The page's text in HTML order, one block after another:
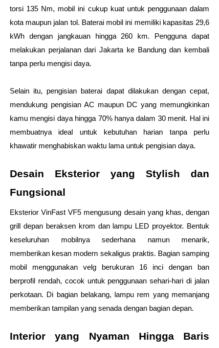
torsi 135 Nm, mobil ini cukup kuat untuk penggunaan dalam
kota maupun jalan tol. Baterai mobil ini memiliki kapasitas 29,6
kWh dengan jangkauan hingga 260 km. Pengguna dapat
melakukan perjalanan dari Jakarta ke Bandung dan kembali
tanpa perlu mengisi daya.
Selain itu, pengisian baterai dapat dilakukan dengan cepat,
mendukung pengisian AC maupun DC yang memungkinkan
kamu mengisi daya hingga 70% hanya dalam 30 menit. Hal ini
membuatnya ideal untuk kebutuhan harian tanpa perlu
khawatir menghabiskan waktu lama untuk pengisian daya.
Desain Eksterior yang Stylish dan
Fungsional
Eksterior VinFast VF5 mengusung desain yang khas, dengan
grill depan beraksen krom dan lampu LED proyektor. Bentuk
keseluruhan mobilnya sederhana namun menarik,
memberikan kesan modern sekaligus praktis. Bagian samping
mobil menggunakan velg berukuran 16 inci dengan ban
berprofil rendah, cocok untuk penggunaan sehari-hari di jalan
perkotaan. Di bagian belakang, lampu rem yang memanjang
memberikan tampilan yang senada dengan bagian depan.
Interior yang Nyaman Hingga Baris